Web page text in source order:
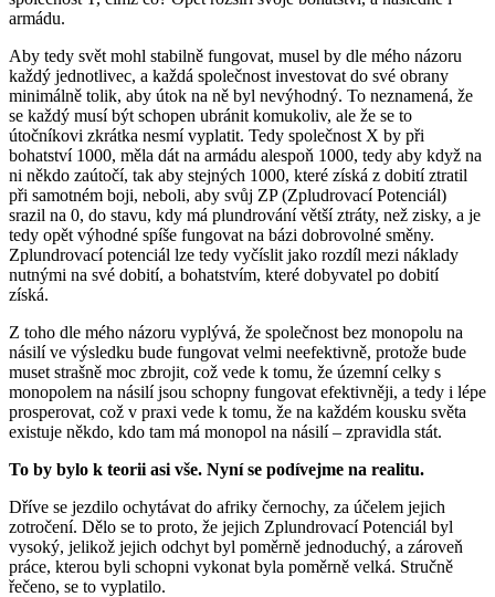
armádu.
Aby tedy svět mohl stabilně fungovat, musel by dle mého názoru
každý jednotlivec, a každá společnost investovat do své obrany
minimálně tolik, aby útok na ně byl nevýhodný. To neznamená, že
se každý musí být schopen ubránit komukoliv, ale že se to
útočníkovi zkrátka nesmí vyplatit. Tedy společnost X by při
bohatství 1000, měla dát na armádu alespoň 1000, tedy aby když na
ni někdo zaútočí, tak aby stejných 1000, které získá z dobití ztratil
při samotném boji, neboli, aby svůj ZP (Zpludrovací Potenciál)
srazil na 0, do stavu, kdy má plundrování větší ztráty, než zisky, a je
tedy opět výhodné spíše fungovat na bázi dobrovolné směny.
Zplundrovací potenciál lze tedy vyčíslit jako rozdíl mezi náklady
nutnými na své dobití, a bohatstvím, které dobyvatel po dobití
získá.
Z toho dle mého názoru vyplývá, že společnost bez monopolu na
násilí ve výsledku bude fungovat velmi neefektivně, protože bude
muset strašně moc zbrojit, což vede k tomu, že územní celky s
monopolem na násilí jsou schopny fungovat efektivněji, a tedy i lépe
prosperovat, což v praxi vede k tomu, že na každém kousku světa
existuje někdo, kdo tam má monopol na násilí – zpravidla stát.
To by bylo k teorii asi vše. Nyní se podívejme na realitu.
Dříve se jezdilo ochytávat do afriky černochy, za účelem jejich
zotročení. Dělo se to proto, že jejich Zplundrovací Potenciál byl
vysoký, jelikož jejich odchyt byl poměrně jednoduchý, a zároveň
práce, kterou byli schopni vykonat byla poměrně velká. Stručně
řečeno, se to vyplatilo.